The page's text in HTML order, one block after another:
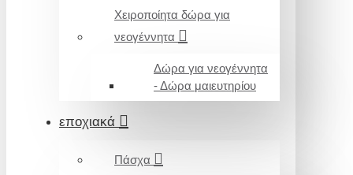
Χειροποίητα δώρα για
νεογέννητα
Δώρα για νεογέννητα
- Δώρα μαιευτηρίου
εποχιακά
Πάσχα